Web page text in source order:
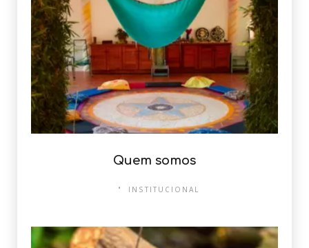
Quem somos
INSTITUCIONAL